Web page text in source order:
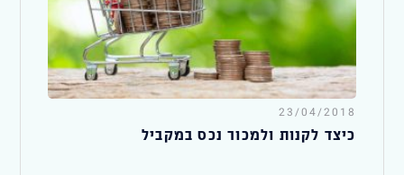
23/04/2018
כיצד לקנות ולמכור נכס במקביל